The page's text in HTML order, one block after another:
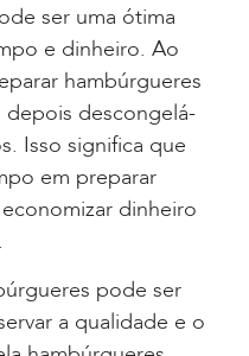
ser uma ótima
e dinheiro. Ao
hambúrgueres
descongelá-
Isso significa que
em preparar
dinheiro
pode ser
a qualidade e o